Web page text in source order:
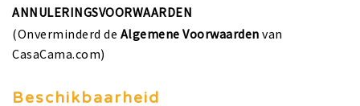
ANNULERINGSVOORWAARDEN
(Onverminderd de Algemene Voorwaarden van
CasaCama.com)
Beschikbaarheid